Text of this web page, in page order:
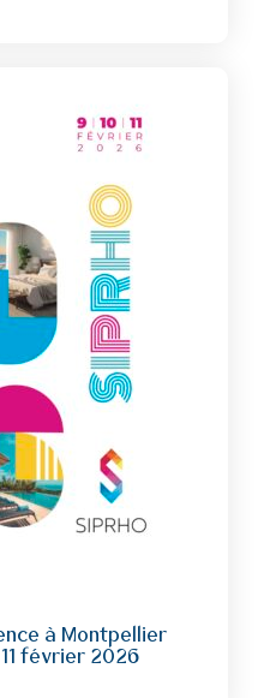
à Montpellier
février 2026